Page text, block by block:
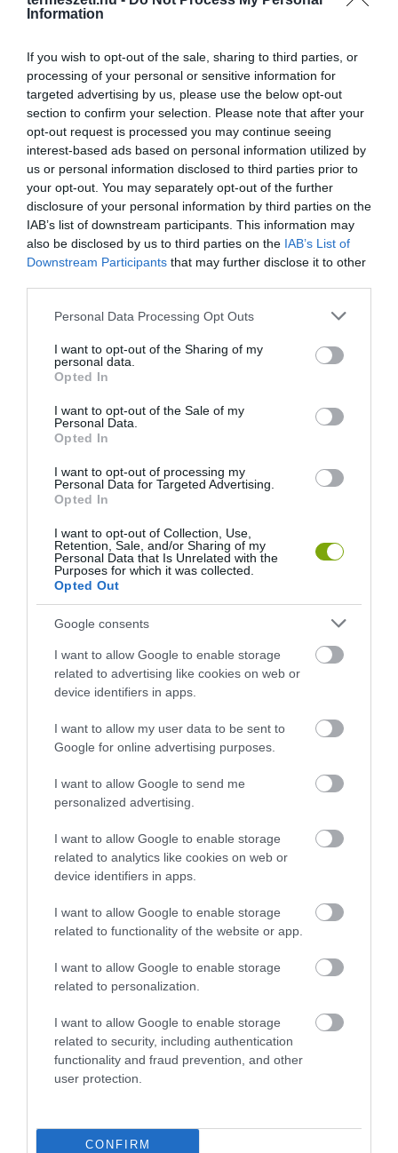
Information
If you wish to opt-out of the sale, sharing to third parties, or
processing of your personal or sensitive information for
targeted advertising by us, please use the below opt-out
section to confirm your selection. Please note that after your
opt-out request is processed you may continue seeing
interest-based ads based on personal information utilized by
us or personal information disclosed to third parties prior to
your opt-out. You may separately opt-out of the further
disclosure of your personal information by third parties on the
IAB’s list of downstream participants. This information may
also be disclosed by us to third parties on the IAB’s List of
Downstream Participants that may further disclose it to other
Please note that this website/app uses one or more Google
not limited to your visit or usage behaviour. You may click to
grant or deny consent to Google and its third-party tags to
use your data for below specified purposes in below Google
consent section.
Personal Data Processing Opt Outs
I want to opt-out of the Sharing of my
personal data.
Opted In
I want to opt-out of the Sale of my
Personal Data.
Opted In
I want to opt-out of processing my
Personal Data for Targeted Advertising.
Opted In
I want to opt-out of Collection, Use,
Retention, Sale, and/or Sharing of my
Personal Data that Is Unrelated with the
Purposes for which it was collected.
Opted Out
Google consents
I want to allow Google to enable storage
related to advertising like cookies on web or
device identifiers in apps.
I want to allow my user data to be sent to
Google for online advertising purposes.
I want to allow Google to send me
personalized advertising.
I want to allow Google to enable storage
related to analytics like cookies on web or
device identifiers in apps.
I want to allow Google to enable storage
related to functionality of the website or app.
I want to allow Google to enable storage
related to personalization.
I want to allow Google to enable storage
related to security, including authentication
functionality and fraud prevention, and other
user protection.
CONFIRM
ELŐZŐ CIKK
MI LEGYEN AZ ÉV ROVARA 2021-BEN? 3 BECSAPÓS FAJ
VERSENYEZ!
SZOMORÚ MEMENTÓKÉNT EMELKEDIK A KÖNNYEK FALA A
HASONLÓ ÉRDEKESSÉGEK
KIRÁNDULÁS A
PANNONHALMI
ARBORÉTUMBA
2026-08-04
KÖRNYÉKÉN: TERMÉSZET,
SZŐLŐ ÉS KOMLÓ
KIRÁNDULÁS A
GYÓGYNÖVÉNYKERTBE ÉS
2026-08-04
KIRÁNDULÁS A
PANNONHALMI FŐAPÁTSÁG
PINCÉSZETÉBE